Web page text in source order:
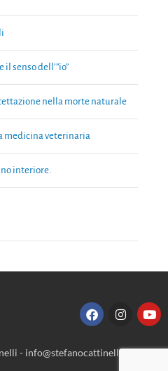
senso dell’”io”
nella morte naturale
medicina veterinaria
interiore.
- info@stefanocattinelli.it